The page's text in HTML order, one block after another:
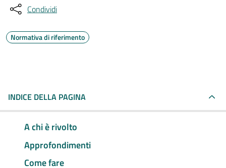
Condividi
Normativa di riferimento
INDICE DELLA PAGINA
A chi è rivolto
Approfondimenti
Come fare